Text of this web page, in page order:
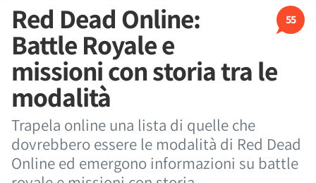
55
Red Dead Online:
Battle Royale e
missioni con storia tra le
modalità
Trapela online una lista di quelle che
dovrebbero essere le modalità di Red Dead
Online ed emergono informazioni su battle